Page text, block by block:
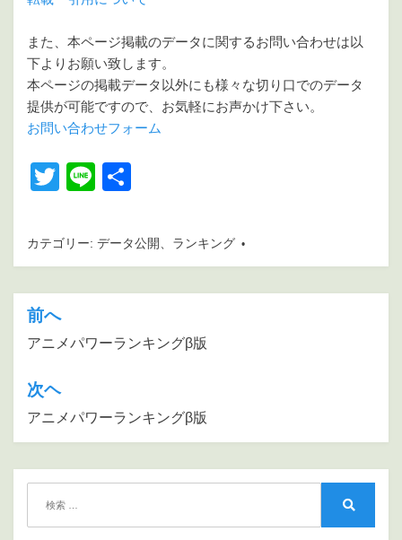
また、本ページ掲載のデータに関するお問い合わせは以
下よりお願い致します。
本ページの掲載データ以外にも様々な切り口でのデータ
提供が可能ですので、お気軽にお声かけ下さい。
お問い合わせフォーム
T
tt
er
Li
e
カテゴリー: データ公開、 ランキング
投
稿
ビ
ゲ
ー
シ
ョ
ン
前へ
アニメパワーランキングβ版
次ヘ
アニメパワーランキングβ版